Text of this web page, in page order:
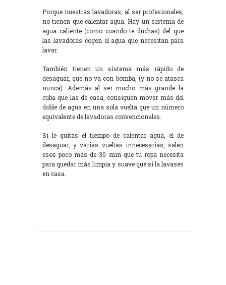
Porque nuestras lavadoras, al ser profesionales,
no tienen que calentar agua. Hay un sistema de
agua caliente (como cuando te duchas) del que
las lavadoras cogen el agua que necesitan para
lavar.
También tienen un sistema más rápido de
desaguar, que no va con bomba, (y no se atasca
nunca). Además al ser mucho más grande la
cuba que las de casa, consiguen mover más del
doble de agua en una sola vuelta que un número
equivalente de lavadoras convencionales.
Si le quitas el tiempo de calentar agua, el de
desaguar, y varias vueltas innecesarias, salen
esos poco más de 30 min que tu ropa necesita
para quedar más limpia y suave que si la lavases
en casa.